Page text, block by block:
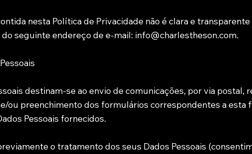
nesta Política de Privacidade não é clara e
seguinte endereço de e-mail: info@charlestheson.com.
destinam-se ao envio de comunicações, por via
ou preenchimento dos formulários correspondentes a
Pessoais fornecidos.
o tratamento dos seus Dados Pessoais